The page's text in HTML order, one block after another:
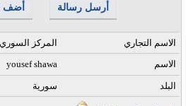
أضف أرسل رسالة
المركز السوري
الاسم التجاري
yousef shawa
الاسم
سورية البلد